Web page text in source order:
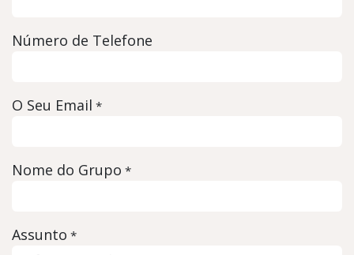
Número de Telefone
O Seu Email *
Nome do Grupo *
Assunto *